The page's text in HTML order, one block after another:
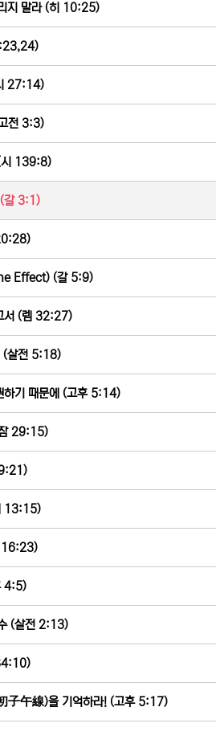
지 말라 (히 10:25)
27:14)
전 3:3)
시 139:8)
(갈 3:1)
Effect) (갈 5:9)
서 (렘 32:27)
(살전 5:18)
하기 때문에 (고후 5:14)
29:15)
13:15)
16:23)
4:5)
(살전 2:13)
子午線)을 기억하라! (고후 5:17)